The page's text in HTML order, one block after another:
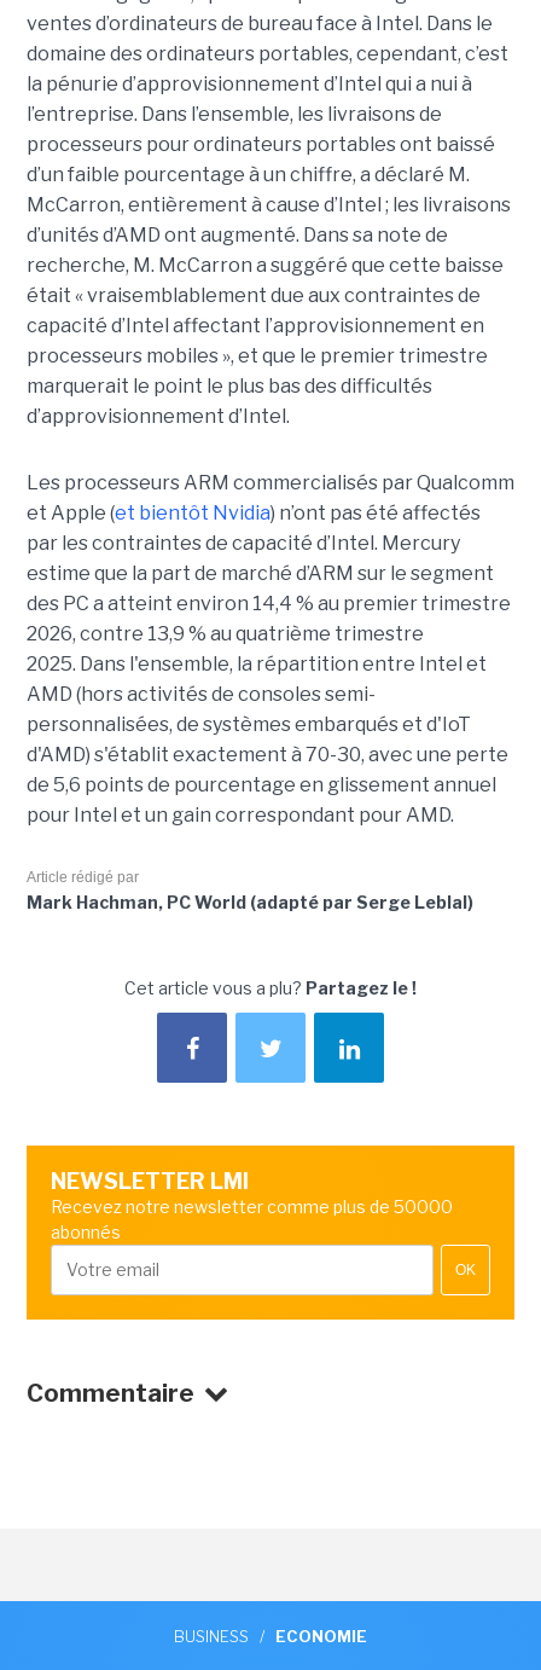
ventes d’ordinateurs de bureau face à Intel. Dans le
domaine des ordinateurs portables, cependant, c’est
la pénurie d’approvisionnement d’Intel qui a nui à
l’entreprise. Dans l’ensemble, les livraisons de
processeurs pour ordinateurs portables ont baissé
d’un faible pourcentage à un chiffre, a déclaré M.
McCarron, entièrement à cause d’Intel ; les livraisons
d’unités d’AMD ont augmenté. Dans sa note de
recherche, M. McCarron a suggéré que cette baisse
était « vraisemblablement due aux contraintes de
capacité d’Intel affectant l’approvisionnement en
processeurs mobiles », et que le premier trimestre
marquerait le point le plus bas des difficultés
d’approvisionnement d’Intel.
Les processeurs ARM commercialisés par Qualcomm
et Apple (et bientôt Nvidia) n’ont pas été affectés
par les contraintes de capacité d’Intel. Mercury
estime que la part de marché d’ARM sur le segment
des PC a atteint environ 14,4 % au premier trimestre
2026, contre 13,9 % au quatrième trimestre
2025. Dans l'ensemble, la répartition entre Intel et
AMD (hors activités de consoles semi-
personnalisées, de systèmes embarqués et d'IoT
d'AMD) s'établit exactement à 70-30, avec une perte
de 5,6 points de pourcentage en glissement annuel
pour Intel et un gain correspondant pour AMD.
Article rédigé par
Mark Hachman, PC World (adapté par Serge Leblal)
Cet article vous a plu? Partagez le !
NEWSLETTER LMI
Recevez notre newsletter comme plus de 50000
abonnés
OK
Commentaire
BUSINESS / ECONOMIE